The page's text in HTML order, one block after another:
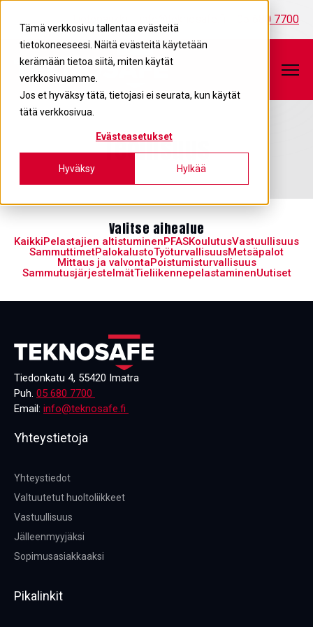
Tämä verkkosivu tallentaa evästeitä
tietokoneeseesi. Näitä evästeitä käytetään
kerämään tietoa siitä, miten käytät
verkkosivuamme.
Jos et hyväksy tätä, tietojasi ei seurata, kun käytät
tätä verkkosivua.
Evästeasetukset
Hyväksy Hylkää
05 680 7700
Teollisuus
Valitse aihealue
KaikkiPelastajien altistuminenPFASKoulutusVastuullisuus
SammuttimetPalokalustoTyöturvallisuusMetsäpalot
Mittaus ja valvontaPoistumisturvallisuus
SammutusjärjestelmätTieliikennepelastaminenUutiset
Tiedonkatu 4, 55420 Imatra
Puh. 05 680 7700
Email: info@teknosafe.fi
Yhteystietoja
Yhteystiedot
Valtuutetut huoltoliikkeet
Vastuullisuus
Jälleenmyyjäksi
Sopimusasiakkaaksi
Pikalinkit